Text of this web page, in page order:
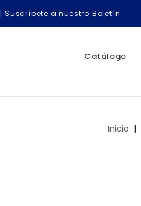
|Suscríbete a nuestro Boletín
Catálogo
Inicio